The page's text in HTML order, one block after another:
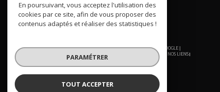
© 2026 | TOUS DROITS RÉSERVÉS | TRADUCTION POWERED BY GOOGLE |
NOS HONORAIRES
PLAN DU SITE MENTIONS LÉGALES ADMIN
NOS LIENS
POLITIQUE RGPD
En poursuivant, vous acceptez l'utilisation des
cookies par ce site, afin de vous proposer des
contenus adaptés et réaliser des statistiques !
PARAMÉTRER
TOUT ACCEPTER